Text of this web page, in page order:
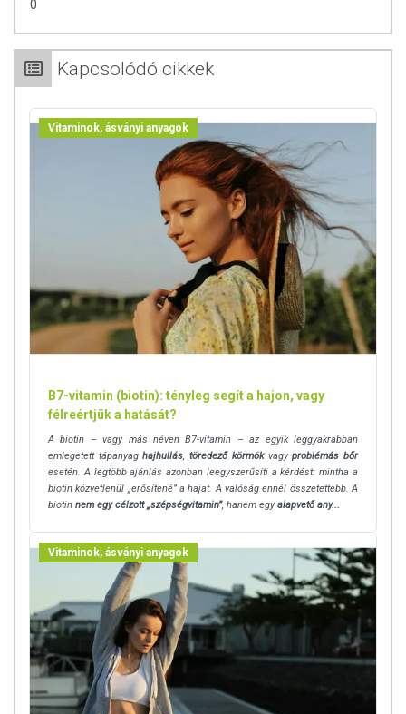
a pontosságra, előfordulhatnak eltérések a termékfotókkal, tápérték-,
A termék nem helyettesíti a kiegyensúlyozott, vegyes étrendet és az
egészséges életmódot! A termék nem gyógyít betegségeket! A termék
nem az orvosi kezelés helyettesítésére alkalmas! Betegség esetén
használatát beszélje meg kezelőorvosával. Az ajánlott napi
fogyasztási mennyiséget ne lépje túl! Ne szedje a készítményt, ha az
összetevők bármelyikére érzékeny vagy allergiás! Kisgyermektől
Az étrend-kiegészítők az érvényben levő európai uniós szabályozás
szerint élelmiszereknek minősülnek, amelyek a hagyományos étrend
kiegészítését szolgálják, és koncentrált formában tartalmaznak
tápanyagokat. Bár az étrend-kiegészítők kedvező élettani
megjelenítésük, és reklámozásuk során nem engedélyezett a
készítményeknek betegséget megelőző vagy gyógyító
hatást tulajdonítani.
0
Kapcsolódó cikkek
Vitaminok, ásványi anyagok
B7-vitamin (biotin): tényleg segít a hajon, vagy
félreértjük a hatását?
A biotin – vagy más néven B7-vitamin – az egyik leggyakrabban
emlegetett tápanyaghajhullás ,töredező körmök vagyproblémás bőr
esetén. A legtöbb ajánlás azonban leegyszerűsíti a kérdést: mintha a
biotin közvetlenül „erősítené” a hajat. A valóság ennél összetettebb. A
biotin nem egy célzott „szépségvitamin”, hanem egyalapvető any...
Vitaminok, ásványi anyagok